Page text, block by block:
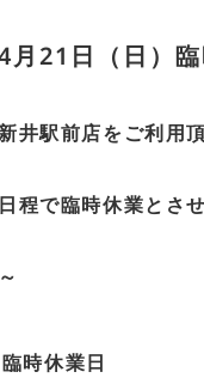
月21日（日）
井駅前店をご利用
程で臨時休業とさ
時休業日